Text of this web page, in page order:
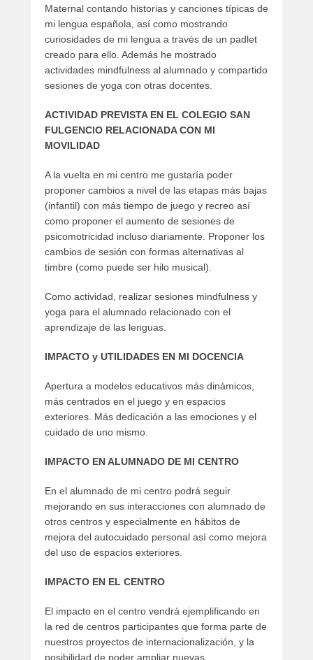
Maternal contando historias y canciones típicas de
mi lengua española, así como mostrando
curiosidades de mi lengua a través de un padlet
creado para ello. Además he mostrado
actividades mindfulness al alumnado y compartido
sesiones de yoga con otras docentes.
ACTIVIDAD PREVISTA EN EL COLEGIO SAN
FULGENCIO RELACIONADA CON MI
MOVILIDAD
A la vuelta en mi centro me gustaría poder
proponer cambios a nivel de las etapas más bajas
(infantil) con más tiempo de juego y recreo así
como proponer el aumento de sesiones de
psicomotricidad incluso diariamente. Proponer los
cambios de sesión con formas alternativas al
timbre (como puede ser hilo musical).
Como actividad, realizar sesiones mindfulness y
yoga para el alumnado relacionado con el
aprendizaje de las lenguas.
IMPACTO y UTILIDADES EN MI DOCENCIA
Apertura a modelos educativos más dinámicos,
más centrados en el juego y en espacios
exteriores. Más dedicación a las emociones y el
cuidado de uno mismo.
IMPACTO EN ALUMNADO DE MI CENTRO
En el alumnado de mi centro podrá seguir
mejorando en sus interacciones con alumnado de
otros centros y especialmente en hábitos de
mejora del autocuidado personal así como mejora
del uso de espacios exteriores.
IMPACTO EN EL CENTRO
El impacto en el centro vendrá ejemplificando en
la red de centros participantes que forma parte de
nuestros proyectos de internacionalización, y la
posibilidad de poder ampliar nuevas